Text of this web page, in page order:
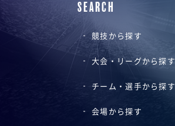
SEARCH
競技から探す
大会・リーグから探す
チーム・選手から探す
会場から探す